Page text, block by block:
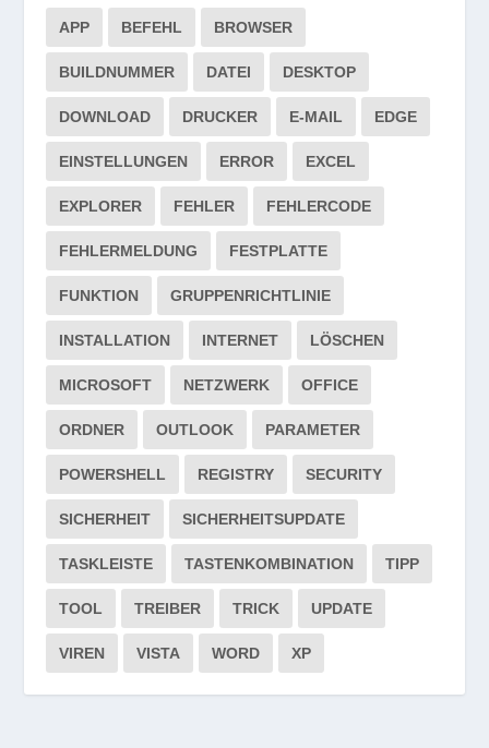
APP BEFEHL BROWSER
BUILDNUMMER DATEI DESKTOP
DOWNLOAD DRUCKER E-MAIL EDGE
EINSTELLUNGEN ERROR EXCEL
EXPLORER FEHLER FEHLERCODE
FEHLERMELDUNG FESTPLATTE
FUNKTION GRUPPENRICHTLINIE
INSTALLATION INTERNET LÖSCHEN
MICROSOFT NETZWERK OFFICE
ORDNER OUTLOOK PARAMETER
POWERSHELL REGISTRY SECURITY
SICHERHEIT SICHERHEITSUPDATE
TASKLEISTE TASTENKOMBINATION TIPP
TOOL TREIBER TRICK UPDATE
VIREN VISTA WORD XP